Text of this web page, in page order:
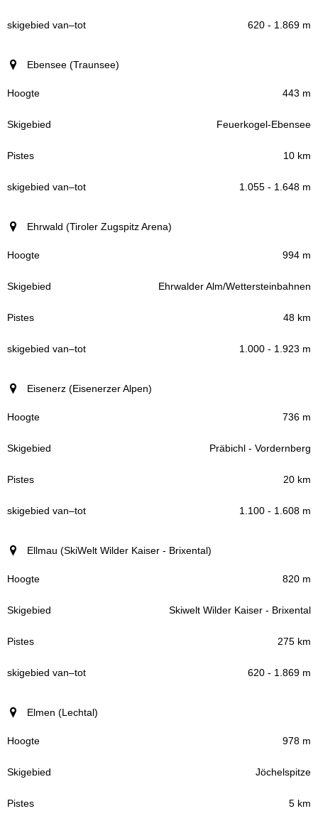
620 - 1.869 m
Ebensee (Traunsee)
443 m
Feuerkogel-Ebensee
10 km
1.055 - 1.648 m
Ehrwald (Tiroler Zugspitz Arena)
994 m
Ehrwalder Alm/Wettersteinbahnen
48 km
1.000 - 1.923 m
Eisenerz (Eisenerzer Alpen)
736 m
Präbichl - Vordernberg
20 km
1.100 - 1.608 m
Ellmau (SkiWelt Wilder Kaiser - Brixental)
820 m
Skiwelt Wilder Kaiser - Brixental
275 km
620 - 1.869 m
Elmen (Lechtal)
978 m
Jöchelspitze
5 km